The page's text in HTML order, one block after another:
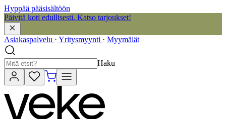
Hyppää pääsisältöön
Päivitä koti edullisesti. Katso tarjoukset!
Asiakaspalvelu · Yritysmyynti · Myymälät
Haku